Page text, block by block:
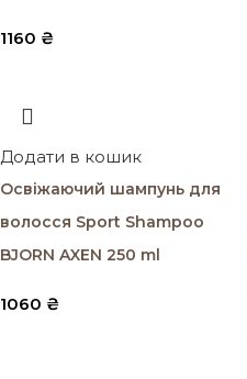
1160 ₴
Додати в кошик
Освіжаючий шампунь для
волосся Sport Shampoo
BJORN AXEN 250 ml
1060 ₴